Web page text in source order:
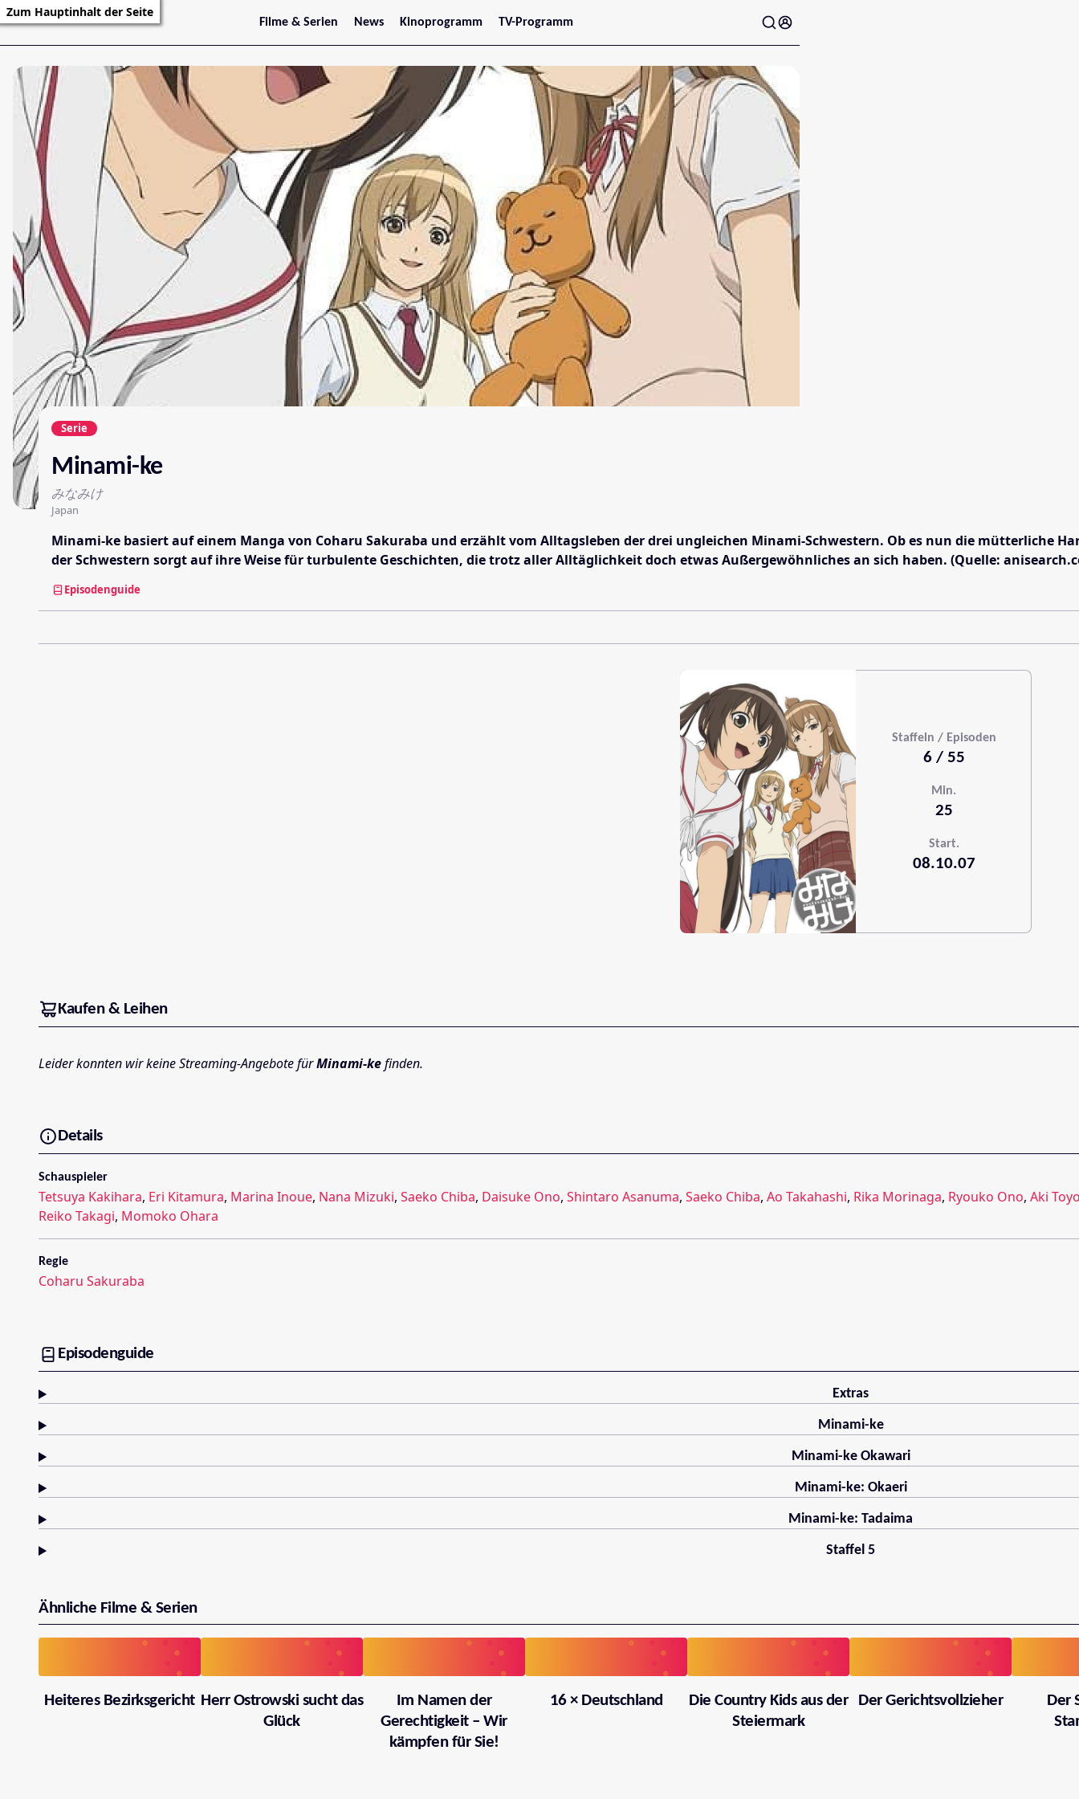
Zum Hauptinhalt der Seite
Filme & Serien
Trailer
Filmarchiv
Serienarchiv
News
Stars
Kinoprogramm
Jetzt im Kino
Niederösterreich
Oberösterreich
Steiermark
Burgenland
Kärnten
Salzburg
Tirol
Vorarlberg
TV-Programm
Serie
Minami-ke
みなみけ
Japan
Minami-ke basiert auf einem Manga von Coharu Sakuraba und erzählt vom Alltagsleben der drei ungleichen Minami-Schwestern. Ob es nun die mütterliche
der Schwestern sorgt auf ihre Weise für turbulente Geschichten, die trotz aller Alltäglichkeit doch etwas Außergewöhnliches an sich haben. (Quelle:
Episodenguide
Staffeln / Episoden
6 / 55
Min.
25
Start.
08.10.07
Kaufen & Leihen
Leider konnten wir keine Streaming-Angebote fürMinami-kefinden.
Details
Schauspieler
Tetsuya Kakihara, Eri Kitamura, Marina Inoue, Nana Mizuki, Saeko Chiba, Daisuke Ono, Shintaro Asanuma, Saeko Chiba, Ao Takahashi, Rika Morinaga, Ryouko Ono, Aki
Reiko Takagi, Momoko Ohara
Regie
Coharu Sakuraba
Episodenguide
Extras
Minami-ke
Minami-ke Okawari
Minami-ke: Okaeri
Minami-ke: Tadaima
Staffel 5
Ähnliche Filme & Serien
Heiteres Bezirksgericht Herr Ostrowski sucht das
Glück
Im Namen der
Gerechtigkeit – Wir
kämpfen für Sie!
16 × Deutschland
Die Country Kids aus der
Steiermark
Der Gerichtsvollzieher
Der